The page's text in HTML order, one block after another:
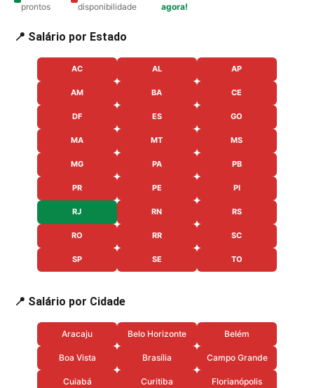
prontos
disponibilidade
agora!
📍 Salário por Estado
AC AL AP
AM BA CE
DF ES GO
MA MT MS
MG PA PB
PR PE PI
RJ RN RS
RO RR SC
SP SE TO
📍 Salário por Cidade
Aracaju Belo Horizonte Belém
Boa Vista Brasília Campo Grande
Cuiabá Curitiba Florianópolis